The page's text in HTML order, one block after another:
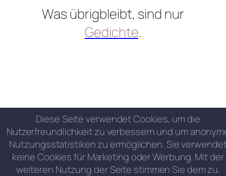
Was übrigbleibt, sind nur
Gedichte.
Diese Seite verwendet Cookies, um die
Nutzerfreundlichkeit zu verbessern und um
Nutzungsstatistiken zu ermöglichen. Sie
keine Cookies für Marketing oder Werbung. Mit der
weiteren Nutzung der Seite stimmen Sie dem zu.